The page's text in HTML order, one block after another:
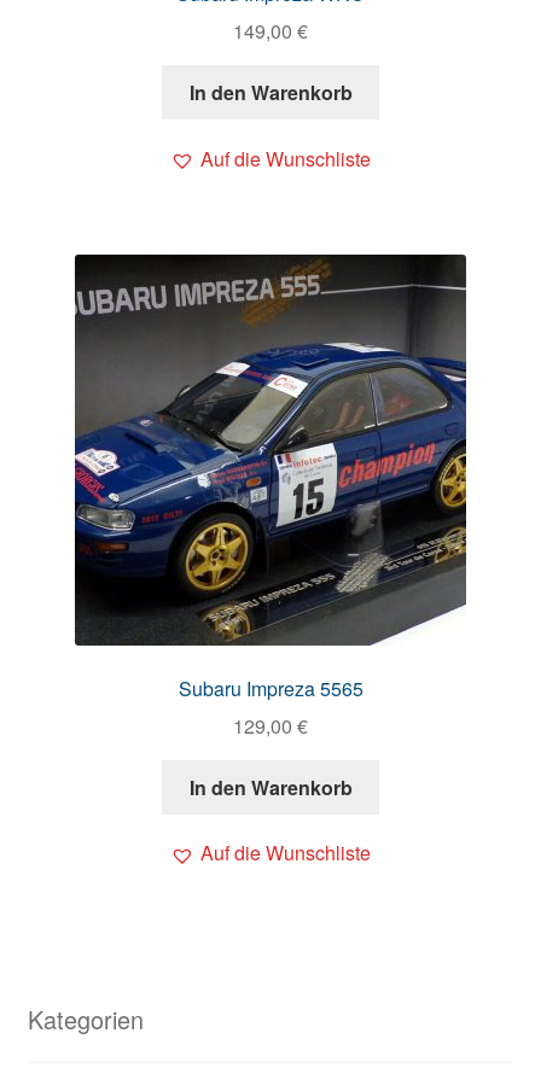
149,00 €
In den Warenkorb
Auf die Wunschliste
Subaru Impreza 5565
129,00 €
In den Warenkorb
Auf die Wunschliste
Kategorien